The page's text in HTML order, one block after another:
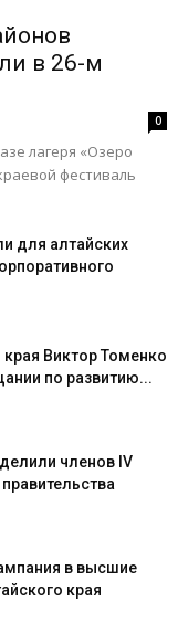
в 26-м
0
лагеря «Озеро
фестиваль
для алтайских
края Виктор Томенко
по развитию...
членов IV
в высшие
края